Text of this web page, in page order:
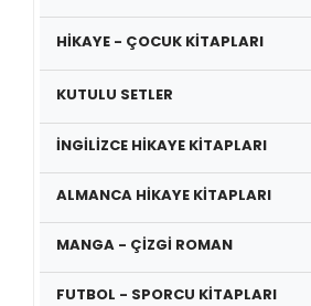
HİKAYE - ÇOCUK KİTAPLARI
KUTULU SETLER
İNGİLİZCE HİKAYE KİTAPLARI
ALMANCA HİKAYE KİTAPLARI
MANGA - ÇİZGİ ROMAN
FUTBOL - SPORCU KİTAPLARI